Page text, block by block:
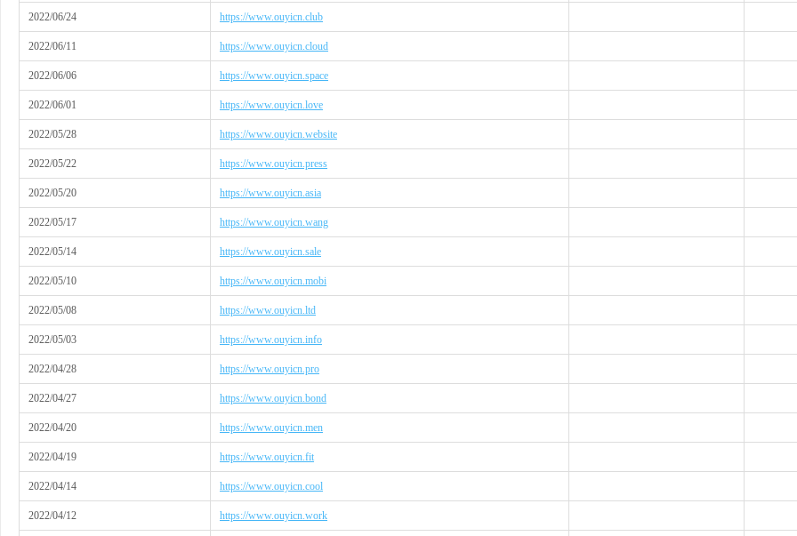
2022/06/24 https://www.ouyicn.club
2022/06/11 https://www.ouyicn.cloud
2022/06/06 https://www.ouyicn.space
2022/06/01 https://www.ouyicn.love
2022/05/28 https://www.ouyicn.website
2022/05/22 https://www.ouyicn.press
2022/05/20 https://www.ouyicn.asia
2022/05/17 https://www.ouyicn.wang
2022/05/14 https://www.ouyicn.sale
2022/05/10 https://www.ouyicn.mobi
2022/05/08 https://www.ouyicn.ltd
2022/05/03 https://www.ouyicn.info
2022/04/28 https://www.ouyicn.pro
2022/04/27 https://www.ouyicn.bond
2022/04/20 https://www.ouyicn.men
2022/04/19 https://www.ouyicn.fit
2022/04/14 https://www.ouyicn.cool
2022/04/12 https://www.ouyicn.work